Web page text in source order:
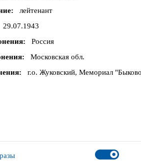
лейтенант
29.07.1943
Россия
Московская обл.
г.о. Жуковский, Мемориал